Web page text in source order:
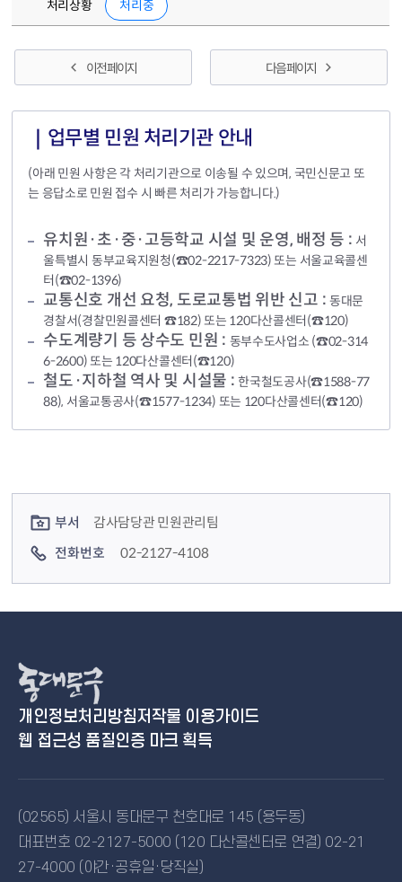
처리상황 처리중
이전 페이지 다음 페이지
｜업무별 민원 처리기관 안내
(아래 민원 사항은 각 처리기관으로 이송될 수 있으며, 국민신문고 또
는 응답소로 민원 접수 시 빠른 처리가 가능합니다.)
유치원·초·중·고등학교 시설 및 운영, 배정 등 : 서
울특별시 동부교육지원청(☎02-2217-7323) 또는 서울교육콜센
터(☎02-1396)
교통신호 개선 요청, 도로교통법 위반 신고 :동대문
경찰서(경찰민원콜센터 ☎182) 또는 120다산콜센터(☎120)
수도계량기 등 상수도 민원 : 동부수도사업소 (☎02-314
6-2600) 또는 120다산콜센터(☎120)
철도·지하철 역사 및 시설물 :한국철도공사(☎1588-77
88), 서울교통공사(☎1577-1234) 또는 120다산콜센터(☎120)
부서
감사담당관 민원관리팀
전화번호
02-2127-4108
개인정보처리방침저작물 이용가이드
웹 접근성 품질인증 마크 획득
(02565) 서울시 동대문구 천호대로 145 (용두동)
대표번호 02-2127-5000 (120 다산콜센터로 연결) 02-21
27-4000 (야간·공휴일·당직실)